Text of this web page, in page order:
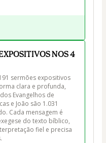
NOS 4
sermões expositivos
clara e profunda,
Evangelhos de
e João são 1.031
Cada mensagem é
do texto bíblico,
fiel e precisa